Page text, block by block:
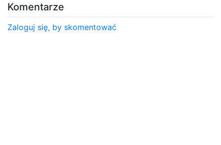
Komentarze
Zaloguj się, by skomentować